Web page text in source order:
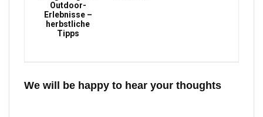
Outdoor-
Erlebnisse –
herbstliche
Tipps
We will be happy to hear your thoughts